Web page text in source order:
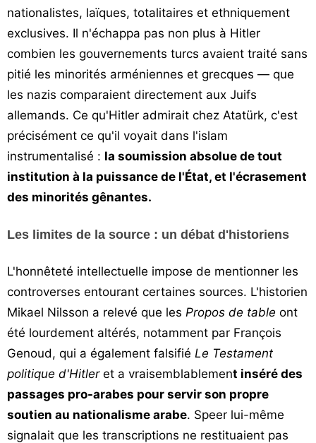
nationalistes, laïques, totalitaires et ethniquement
exclusives. Il n'échappa pas non plus à Hitler
combien les gouvernements turcs avaient traité sans
pitié les minorités arméniennes et grecques — que
les nazis comparaient directement aux Juifs
allemands. Ce qu'Hitler admirait chez Atatürk, c'est
précisément ce qu'il voyait dans l'islam
instrumentalisé : la soumission absolue de tout
institution à la puissance de l'État, et l'écrasement
des minorités gênantes.
Les limites de la source : un débat d'historiens
L'honnêteté intellectuelle impose de mentionner les
controverses entourant certaines sources. L'historien
Mikael Nilsson a relevé que les Propos de table ont
été lourdement altérés, notamment par François
Genoud, qui a également falsifié Le Testament
politique d'Hitleret a vraisemblablement inséré des
passages pro-arabes pour servir son propre
soutien au nationalisme arabe. Speer lui-même
signalait que les transcriptions ne restituaient pas